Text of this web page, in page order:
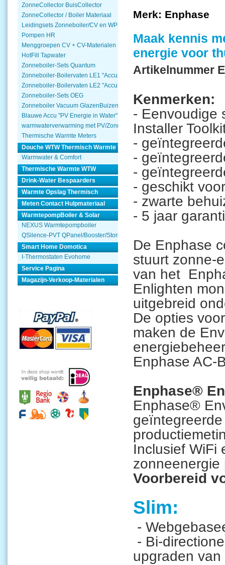
ZonneCollector BuisCollector
ZonneCollector / Boiler Materiaal
Leidingsets Zonneboiler/CV en WP
Pompen HR
Menggroepen CV + CV-Materialen
HotFill Tapwater
Zonneboiler-Sets Quantum
Zonneboiler-Boilervaten LE1 "Accu Woning Watmte"
Zonneboiler-Boilervaten LE2 "Accu Woning Watmte"
Zonneboiler-Sets OEG
Zonneboiler Vacuum GlazenBuizen
Blauwe Accu "PV Energie in Water"
warmwaterverwarming met PV/Zonnepanelen
Thermische Warmte Meters
Douche WTW Thermisch Warmte Terugwinnen
Warmwater & Comfort
Thermische Warmte WTW
Drink-Water Bespaarders
Warmte Opslag Thermisch
Meten Contact Hulpmateriaal
WarmtepompBoiler & Solar
NEXUS Warmtepompboiler
QSilence-PVT QPanel/Booster/Store
Smart Home Domotica
I-Thermostaten Evohome
Service Pagina
Magazijn-Verkoop-Materialen
Merk: Enphase
Maak kennis
energie voor
Artikelnummer
Kenmerken:
- Eenvoudige
Installer
-
-
-
- geschikt
- zwarte
- 5 jaar
De Enphase
stuurt zonne-
van het
Enlighten
uitgebreid
De opties
maken de
Enphase AC-
Enphase®
Enphase®
Inclusief WiFi
zonneenergie
Voorbereid
Slim:
-
- Bi-
upgraden